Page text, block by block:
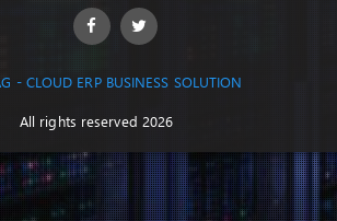
- CLOUD ERP BUSINESS SOLUTION
All rights reserved 2026